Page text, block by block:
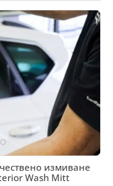
измиване
Wash Mitt